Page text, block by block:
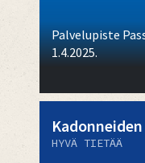
Palvelupiste
1.4.2025.
HYVÄ TIETÄÄ